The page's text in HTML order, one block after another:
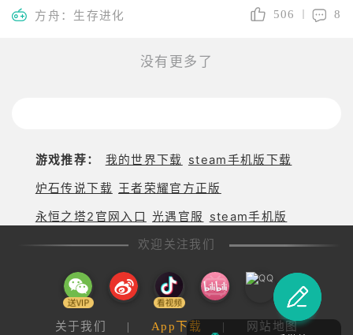
方舟：生存进化 506 8
没有更多了
游戏推荐： 我的世界下载 steam手机版下载
炉石传说下载 王者荣耀官方正版
永恒之塔2官网入口 光遇官服
steam手机版
欢迎关注我们
关于我们 | App下载 | 网站地图